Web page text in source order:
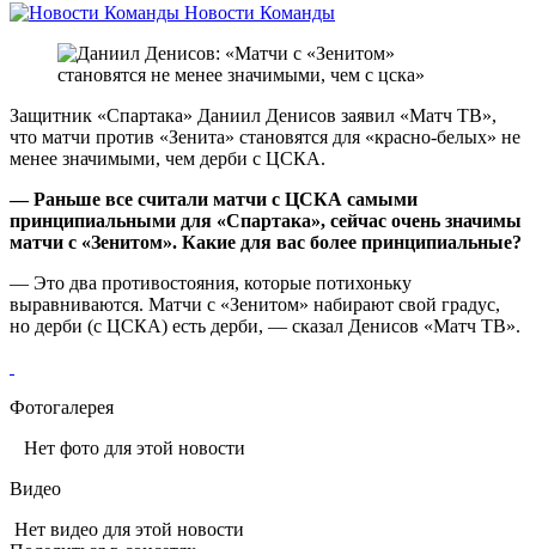
Новости Команды
Защитник «Спартака» Даниил Денисов заявил «Матч ТВ»,
что матчи против «Зенита» становятся для «красно‑белых» не
менее значимыми, чем дерби с ЦСКА.
— Раньше все считали матчи с ЦСКА самыми
принципиальными для «Спартака», сейчас очень значимы
матчи с «Зенитом». Какие для вас более принципиальные?
— Это два противостояния, которые потихоньку
выравниваются. Матчи с «Зенитом» набирают свой градус,
но дерби (с ЦСКА) есть дерби, — сказал Денисов «Матч ТВ».
Фотогалерея
Нет фото для этой новости
Видео
Нет видео для этой новости